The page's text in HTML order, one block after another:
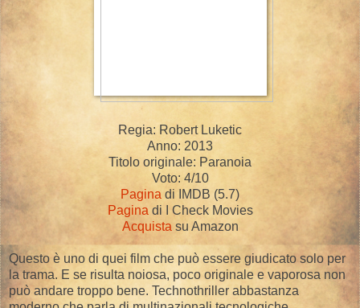
Regia: Robert Luketic
Anno: 2013
Titolo originale: Paranoia
Voto: 4/10
Pagina di IMDB (5.7)
Pagina di I Check Movies
Acquista su Amazon
Questo è uno di quei film che può essere giudicato solo per
la trama. E se risulta noiosa, poco originale e vaporosa non
può andare troppo bene. Technothriller abbastanza